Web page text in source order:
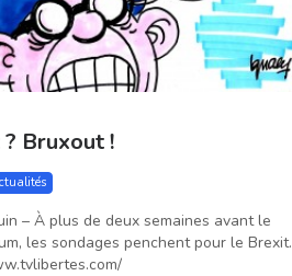
Bruxout !
– À plus de deux semaines avant le
les sondages penchent pour le Brexit.